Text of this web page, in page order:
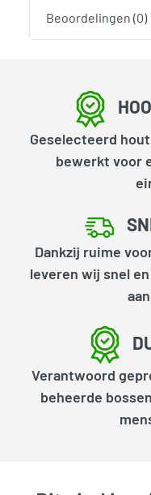
Beoordelingen (0)
Geselecteerd
bewerkt voor
Dankzij ruime
leveren wij snel
Verantwoord
beheerde